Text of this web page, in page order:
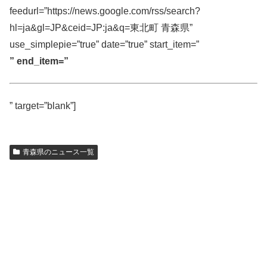
feedurl=”https://news.google.com/rss/search?
hl=ja&gl=JP&ceid=JP:ja&q=東北町 青森県”
use_simplepie=”true” date=”true” start_item=”
” end_item=”
” target=”blank”]
青森県のニュース一覧